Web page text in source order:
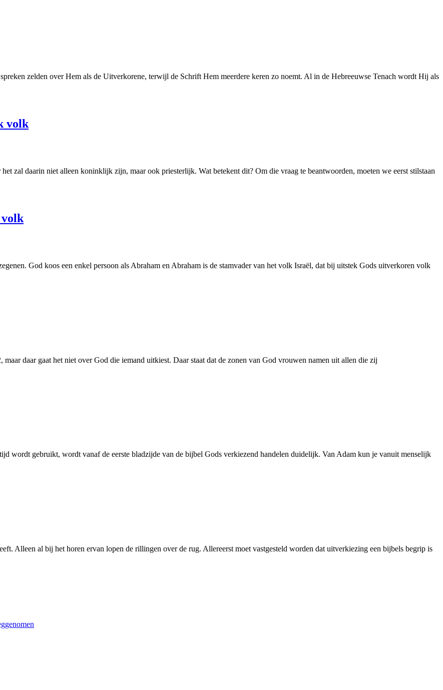
zelden over Hem als de Uitverkorene, terwijl de Schrift Hem meerdere keren zo noemt. Al in de Hebreeuwse Tenach wordt Hij als
volk
zal daarin niet alleen koninklijk zijn, maar ook priesterlijk. Wat betekent dit? Om die vraag te beantwoorden, moeten we eerst stilstaan
God koos een enkel persoon als Abraham en Abraham is de stamvader van het volk Israël, dat bij uitstek Gods uitverkoren volk
daar gaat het niet over God die iemand uitkiest. Daar staat dat de zonen van God vrouwen namen uit allen die zij
wordt gebruikt, wordt vanaf de eerste bladzijde van de bijbel Gods verkiezend handelen duidelijk. Van Adam kun je vanuit menselijk
Alleen al bij het horen ervan lopen de rillingen over de rug. Allereerst moet vastgesteld worden dat uitverkiezing een bijbels begrip is